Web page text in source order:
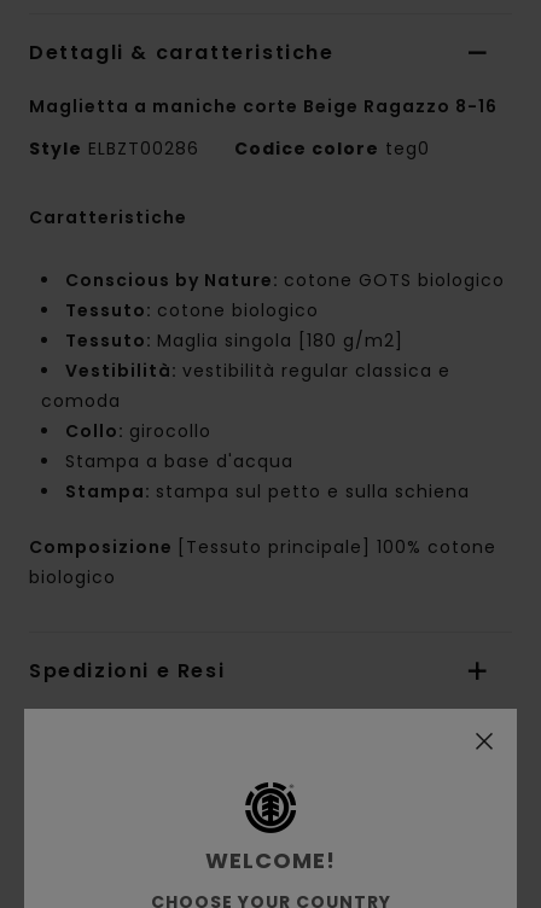
Dettagli & caratteristiche
Maglietta a maniche corte Beige Ragazzo 8-16
Style ELBZT00286 Codice colore teg0
Caratteristiche
Conscious by Nature: cotone GOTS biologico
Tessuto: cotone biologico
Tessuto: Maglia singola [180 g/m2]
Vestibilità: vestibilità regular classica e
comoda
Collo: girocollo
Stampa a base d'acqua
Stampa: stampa sul petto e sulla schiena
Composizione
[Tessuto principale] 100% cotone
biologico
Spedizioni e Resi
Punteggio medio
WELCOME!
CHOOSE YOUR COUNTRY